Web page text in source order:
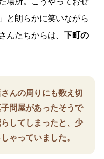
と朗らかに笑いながら
んたちからは、 下町の
んの周りにも数え切
問屋があったそうで
してしまったと、少
ゃっていました。